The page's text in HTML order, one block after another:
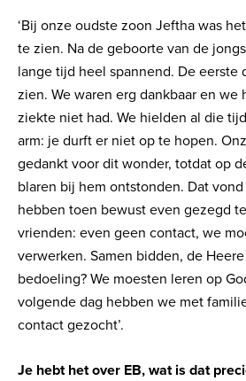
‘Bij onze oudste zoon Jeftha was
te zien. Na de geboorte van de
lange tijd heel spannend. De eerste
zien. We waren erg dankbaar en we
ziekte niet had. We hielden al die
arm: je durft er niet op te hopen.
gedankt voor dit wonder, totdat op
blaren bij hem ontstonden. Dat
hebben toen bewust even gezegd
vrienden: even geen contact, we
verwerken. Samen bidden, de
bedoeling? We moesten leren op
volgende dag hebben we met
contact gezocht’.
Je hebt het over EB, wat is dat